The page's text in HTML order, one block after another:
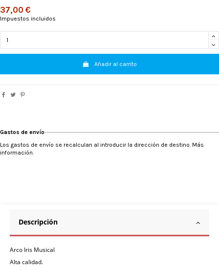
37,00 €
Impuestos incluidos
Añadir al carrito
Gastos de envío
Los gastos de envío se recalculan al introducir la dirección de destino. Más
información.
Descripción
Arco Iris Musical
Alta calidad.